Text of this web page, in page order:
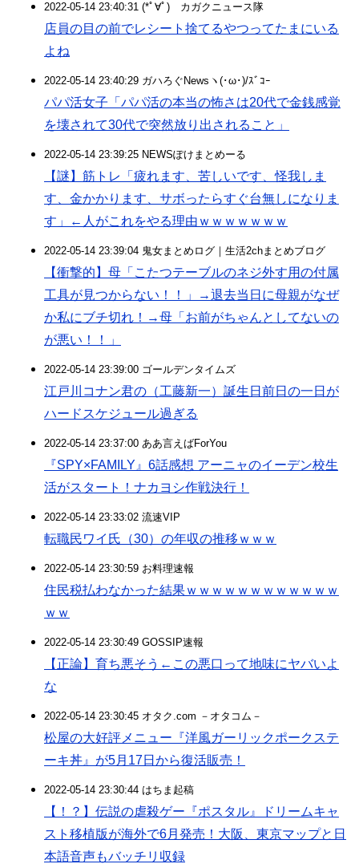
2022-05-14 23:40:31 (*ﾟ∀ﾟ)ゞカガクニュース隊
店員の目の前でレシート捨てるやつってたまにいる
よね
2022-05-14 23:40:29 ガハろぐNewsヽ(･ω･)/ｽﾞｺｰ
パパ活女子「パパ活の本当の怖さは20代で金銭感覚
を壊されて30代で突然放り出されること」
2022-05-14 23:39:25 NEWSぽけまとめーる
【謎】筋トレ「疲れます、苦しいです、怪我しま
す、金かかります、サボったらすぐ台無しになりま
す」←人がこれをやる理由ｗｗｗｗｗｗｗ
2022-05-14 23:39:04 鬼女まとめログ｜生活2chまとめブログ
【衝撃的】母「こたつテーブルのネジ外す用の付属
工具が見つからない！！」→退去当日に母親がなぜ
か私にブチ切れ！→母「お前がちゃんとしてないの
が悪い！！」
2022-05-14 23:39:00 ゴールデンタイムズ
江戸川コナン君の（工藤新一）誕生日前日の一日が
ハードスケジュール過ぎる
2022-05-14 23:37:00 ああ言えばForYou
『SPY×FAMILY』6話感想 アーニャのイーデン校生
活がスタート！ナカヨシ作戦決行！
2022-05-14 23:33:02 流速VIP
転職民ワイ氏（30）の年収の推移ｗｗｗ
2022-05-14 23:30:59 お料理速報
住民税払わなかった結果ｗｗｗｗｗｗｗｗｗｗｗｗ
ｗｗ
2022-05-14 23:30:49 GOSSIP速報
【正論】育ち悪そう←この悪口って地味にヤバいよ
な
2022-05-14 23:30:45 オタク.com －オタコム－
松屋の大好評メニュー『洋風ガーリックポークステ
ーキ丼』が5月17日から復活販売！
2022-05-14 23:30:44 はちま起稿
【！？】伝説の虐殺ゲー『ポスタル』ドリームキャ
スト移植版が海外で6月発売！大阪、東京マップと日
本語音声もバッチリ収録